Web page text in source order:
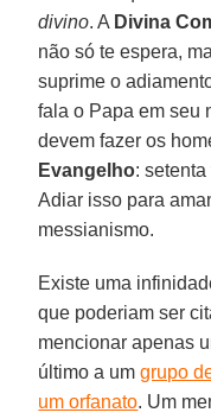
divino. A Divina
não só te espera,
suprime o
fala o Papa em seu
devem fazer os
Evangelho:
Adiar isso para
messianismo.
Existe uma
que poderiam ser
mencionar apenas
último a umgrupo
um orfanato. Um